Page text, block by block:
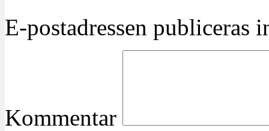
E-postadressen publiceras
Kommentar